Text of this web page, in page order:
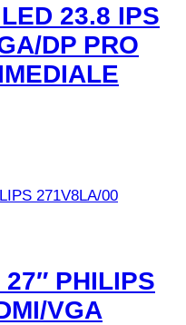
23.8 IPS
DP PRO
PHILIPS
VGA